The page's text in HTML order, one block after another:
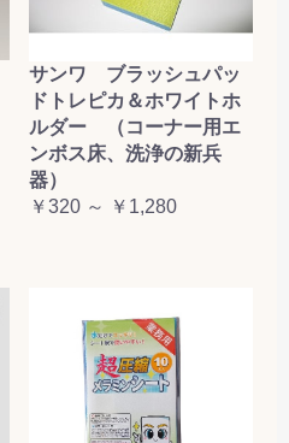
サンワ ブラッシュパッ
ドトレピカ＆ホワイトホ
ルダー （コーナー用エ
ンボス床、洗浄の新兵
器）
￥320 ～ ￥1,280